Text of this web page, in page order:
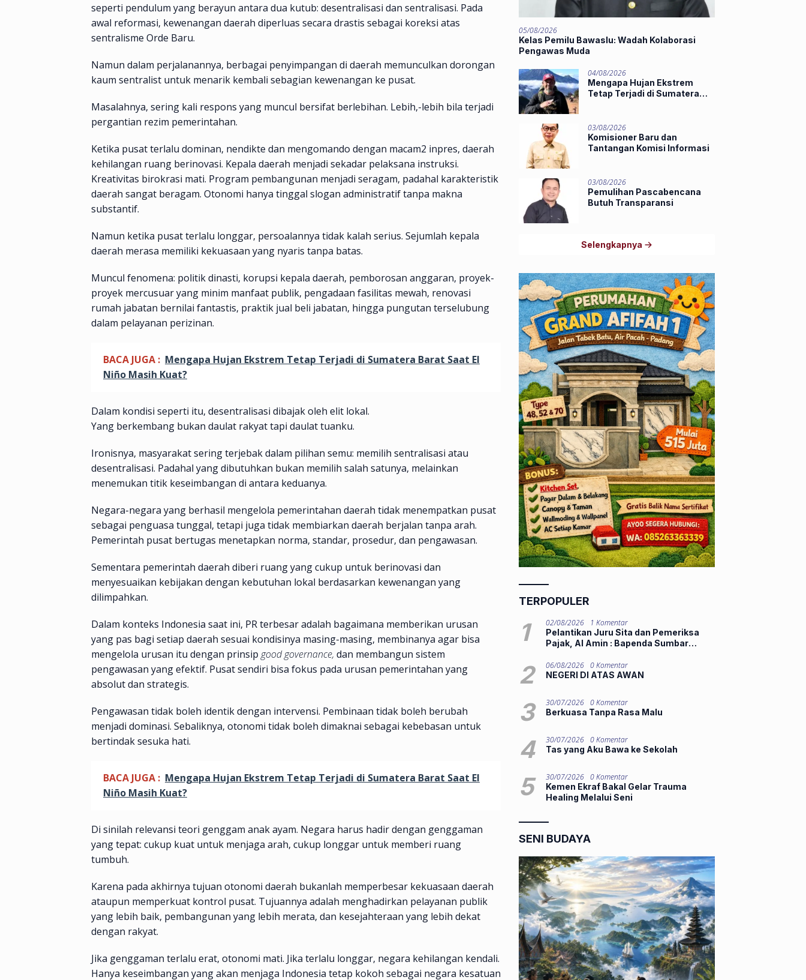
seperti pendulum yang berayun antara dua kutub: desentralisasi dan sentralisasi. Pada
awal reformasi, kewenangan daerah diperluas secara drastis sebagai koreksi atas
sentralisme Orde Baru.
Namun dalam perjalanannya, berbagai penyimpangan di daerah memunculkan dorongan
kaum sentralist untuk menarik kembali sebagian kewenangan ke pusat.
Masalahnya, sering kali respons yang muncul bersifat berlebihan. Lebih,-lebih bila terjadi
pergantian rezim pemerintahan.
Ketika pusat terlalu dominan, nendikte dan mengomando dengan macam2 inpres, daerah
kehilangan ruang berinovasi. Kepala daerah menjadi sekadar pelaksana instruksi.
Kreativitas birokrasi mati. Program pembangunan menjadi seragam, padahal karakteristik
daerah sangat beragam. Otonomi hanya tinggal slogan administratif tanpa makna
substantif.
Namun ketika pusat terlalu longgar, persoalannya tidak kalah serius. Sejumlah kepala
daerah merasa memiliki kekuasaan yang nyaris tanpa batas.
Muncul fenomena: politik dinasti, korupsi kepala daerah, pemborosan anggaran, proyek-
proyek mercusuar yang minim manfaat publik, pengadaan fasilitas mewah, renovasi
rumah jabatan bernilai fantastis, praktik jual beli jabatan, hingga pungutan terselubung
dalam pelayanan perizinan.
BACA JUGA : Mengapa Hujan Ekstrem Tetap Terjadi di Sumatera Barat Saat El
Niño Masih Kuat?
Dalam kondisi seperti itu, desentralisasi dibajak oleh elit lokal.
Yang berkembang bukan daulat rakyat tapi daulat tuanku.
Ironisnya, masyarakat sering terjebak dalam pilihan semu: memilih sentralisasi atau
desentralisasi. Padahal yang dibutuhkan bukan memilih salah satunya, melainkan
menemukan titik keseimbangan di antara keduanya.
Negara-negara yang berhasil mengelola pemerintahan daerah tidak menempatkan pusat
sebagai penguasa tunggal, tetapi juga tidak membiarkan daerah berjalan tanpa arah.
Pemerintah pusat bertugas menetapkan norma, standar, prosedur, dan pengawasan.
Sementara pemerintah daerah diberi ruang yang cukup untuk berinovasi dan
menyesuaikan kebijakan dengan kebutuhan lokal berdasarkan kewenangan yang
dilimpahkan.
Dalam konteks Indonesia saat ini, PR terbesar adalah bagaimana memberikan urusan
yang pas bagi setiap daerah sesuai kondisinya masing-masing, membinanya agar bisa
mengelola urusan itu dengan prinsip good governance, dan membangun sistem
pengawasan yang efektif. Pusat sendiri bisa fokus pada urusan pemerintahan yang
absolut dan strategis.
Pengawasan tidak boleh identik dengan intervensi. Pembinaan tidak boleh berubah
menjadi dominasi. Sebaliknya, otonomi tidak boleh dimaknai sebagai kebebasan untuk
bertindak sesuka hati.
BACA JUGA : Mengapa Hujan Ekstrem Tetap Terjadi di Sumatera Barat Saat El
Niño Masih Kuat?
Di sinilah relevansi teori genggam anak ayam. Negara harus hadir dengan genggaman
yang tepat: cukup kuat untuk menjaga arah, cukup longgar untuk memberi ruang
tumbuh.
Karena pada akhirnya tujuan otonomi daerah bukanlah memperbesar kekuasaan daerah
ataupun memperkuat kontrol pusat. Tujuannya adalah menghadirkan pelayanan publik
yang lebih baik, pembangunan yang lebih merata, dan kesejahteraan yang lebih dekat
dengan rakyat.
Jika genggaman terlalu erat, otonomi mati. Jika terlalu longgar, negara kehilangan kendali.
Hanya keseimbangan yang akan menjaga Indonesia tetap kokoh sebagai negara kesatuan
05/08/2026
Kelas Pemilu Bawaslu: Wadah Kolaborasi
Pengawas Muda
04/08/2026
Mengapa Hujan Ekstrem
Tetap Terjadi di Sumatera
03/08/2026
Komisioner Baru dan
Tantangan Komisi Informasi
03/08/2026
Pemulihan Pascabencana
Butuh Transparansi
Selengkapnya
TERPOPULER
1 02/08/2026
1 Komentar
Pelantikan Juru Sita dan Pemeriksa
Pajak, Al Amin : Bapenda Sumbar
Publik
2 06/08/2026
0 Komentar
NEGERI DI ATAS AWAN
3 30/07/2026
0 Komentar
Berkuasa Tanpa Rasa Malu
4 30/07/2026
0 Komentar
Tas yang Aku Bawa ke Sekolah
5 30/07/2026
0 Komentar
Kemen Ekraf Bakal Gelar Trauma
Healing Melalui Seni
SENI BUDAYA